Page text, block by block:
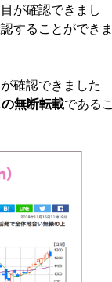
が確認できまし
することができま
確認できました
無断転載であるこ